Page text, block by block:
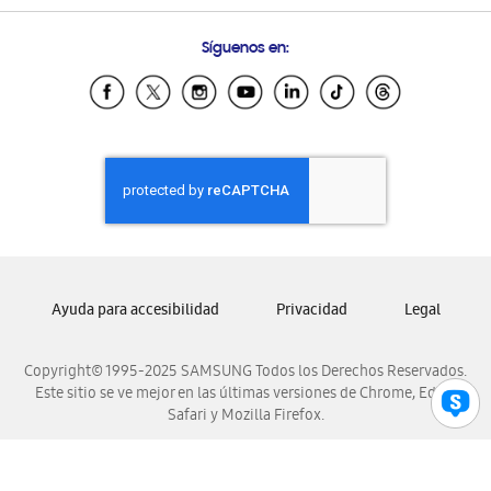
Samsung Ecuador
Samsung El Salvador
Samsung Honduras
Samsung Nicaragua
Samsung Panamá
Samsung Venezuela
Síguenos en:
Copyright© 1995-2025 SAMSUNG Todos los Derechos Reservados.
Este sitio se ve mejor en las últimas versiones de Chrome, Edge,
Safari y Mozilla Firefox.
Ayuda para accesibilidad Privacidad Legal